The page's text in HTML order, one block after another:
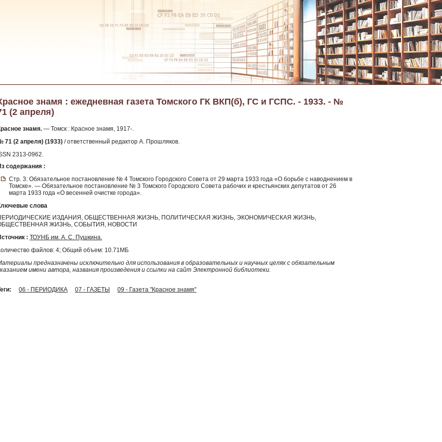
знамя : ежедневная газета Томского ГК ВКП(б), ГС и ГСПС. - 1933. - №
(2 апреля)
знамя. — Томск : Красное знамя, 1917-.
71 (2 апреля) (1933) / ответственный редактор А. Прошляков.
2313-0962.
содержания :
Стр. 3: Обязательное постановление № 4 Томского Городского Совета от 29 марта 1933 года «О борьбе с наводнением в
Томске». — Обязательное постановление № 3 Томского Городского Совета рабочих и крестьянских депутатов от 26
марта 1933 года «О весенней очистке города».
слова
ИЗДАНИЯ, ОБЩЕСТВЕННАЯ ЖИЗНЬ, ПОЛИТИЧЕСКАЯ ЖИЗНЬ, ЭКОНОМИЧЕСКАЯ ЖИЗНЬ,
ЖИЗНЬ, СОБЫТИЯ, НОВОСТИ
: ТОУНБ им. А. С. Пушкина.
файлов: 4; Общий объем: 10.71МБ
предназначены исключительно для использования в образовательных и научных целях с обязательным
имени автора, названия произведения и ссылки на сайт Электронной библиотеки.
06 - ПЕРИОДИКА 07 - ГАЗЕТЫ 09 - Газета "Красное знамя"